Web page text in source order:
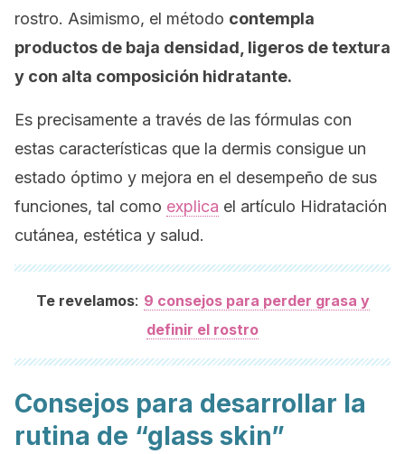
rostro. Asimismo, el método contempla
productos de baja densidad, ligeros de textura
y con alta composición hidratante.
Es precisamente a través de las fórmulas con
estas características que la dermis consigue un
estado óptimo y mejora en el desempeño de sus
funciones, tal como explica el artículo Hidratación
cutánea, estética y salud.
Te revelamos: 9 consejos para perder grasa y
definir el rostro
Consejos para desarrollar la
rutina de “glass skin”